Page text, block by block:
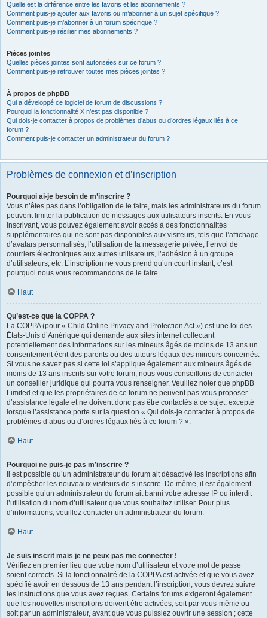
Quelle est la différence entre les favoris et les abonnements ?
Comment puis-je ajouter aux favoris ou m’abonner à un sujet spécifique ?
Comment puis-je m’abonner à un forum spécifique ?
Comment puis-je résilier mes abonnements ?
Pièces jointes
Quelles pièces jointes sont autorisées sur ce forum ?
Comment puis-je retrouver toutes mes pièces jointes ?
À propos de phpBB
Qui a développé ce logiciel de forum de discussions ?
Pourquoi la fonctionnalité X n’est pas disponible ?
Qui dois-je contacter à propos de problèmes d’abus ou d’ordres légaux liés à ce
forum ?
Comment puis-je contacter un administrateur du forum ?
Problèmes de connexion et d’inscription
Pourquoi ai-je besoin de m’inscrire ?
Vous n’êtes pas dans l’obligation de le faire, mais les administrateurs du forum
peuvent limiter la publication de messages aux utilisateurs inscrits. En vous
inscrivant, vous pouvez également avoir accès à des fonctionnalités
supplémentaires qui ne sont pas disponibles aux visiteurs, tels que l’affichage
d’avatars personnalisés, l’utilisation de la messagerie privée, l’envoi de
courriers électroniques aux autres utilisateurs, l’adhésion à un groupe
d’utilisateurs, etc. L’inscription ne vous prend qu’un court instant, c’est
pourquoi nous vous recommandons de le faire.
Haut
Qu’est-ce que la COPPA ?
La COPPA (pour « Child Online Privacy and Protection Act ») est une loi des
États-Unis d’Amérique qui demande aux sites internet collectant
potentiellement des informations sur les mineurs âgés de moins de 13 ans un
consentement écrit des parents ou des tuteurs légaux des mineurs concernés.
Si vous ne savez pas si cette loi s’applique également aux mineurs âgés de
moins de 13 ans inscrits sur votre forum, nous vous conseillons de contacter
un conseiller juridique qui pourra vous renseigner. Veuillez noter que phpBB
Limited et que les propriétaires de ce forum ne peuvent pas vous proposer
d’assistance légale et ne doivent donc pas être contactés à ce sujet, excepté
lorsque l’assistance porte sur la question « Qui dois-je contacter à propos de
problèmes d’abus ou d’ordres légaux liés à ce forum ? ».
Haut
Pourquoi ne puis-je pas m’inscrire ?
Il est possible qu’un administrateur du forum ait désactivé les inscriptions afin
d’empêcher les nouveaux visiteurs de s’inscrire. De même, il est également
possible qu’un administrateur du forum ait banni votre adresse IP ou interdit
l’utilisation du nom d’utilisateur que vous souhaitez utiliser. Pour plus
d’informations, veuillez contacter un administrateur du forum.
Haut
Je suis inscrit mais je ne peux pas me connecter !
Vérifiez en premier lieu que votre nom d’utilisateur et votre mot de passe
soient corrects. Si la fonctionnalité de la COPPA est activée et que vous avez
spécifié avoir en dessous de 13 ans pendant l’inscription, vous devrez suivre
les instructions que vous avez reçues. Certains forums exigeront également
que les nouvelles inscriptions doivent être activées, soit par vous-même ou
soit par un administrateur, avant que vous puissiez ouvrir une session ; cette